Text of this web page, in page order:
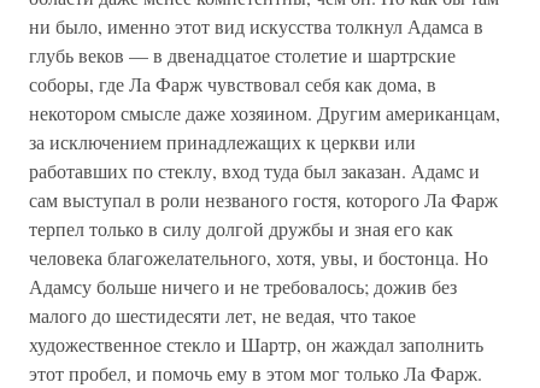
ни было, именно этот вид искусства толкнул Адамса в
глубь веков — в двенадцатое столетие и шартрские
соборы, где Ла Фарж чувствовал себя как дома, в
некотором смысле даже хозяином. Другим американцам,
за исключением принадлежащих к церкви или
работавших по стеклу, вход туда был заказан. Адамс и
сам выступал в роли незваного гостя, которого Ла Фарж
терпел только в силу долгой дружбы и зная его как
человека благожелательного, хотя, увы, и бостонца. Но
Адамсу больше ничего и не требовалось; дожив без
малого до шестидесяти лет, не ведая, что такое
художественное стекло и Шартр, он жаждал заполнить
этот пробел, и помочь ему в этом мог только Ла Фарж.